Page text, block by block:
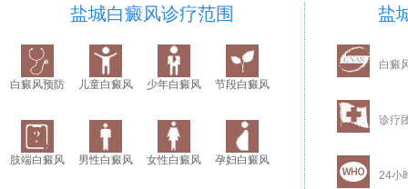
盐城白癜风诊疗范围
白癜风预防 儿童白癜风 少年白癜风 节段白癜风
肢端白癜风 男性白癜风 女性白癜风 孕妇白癜风
盐
白癜
诊疗
24小